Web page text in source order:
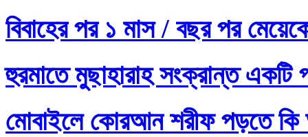
বিবাহের পর ১ মাস / বছর পর
হুরমাতে মুছাহারাহ সংক্রান্ত
মোবাইলে কোরআন শরীফ পড়তে